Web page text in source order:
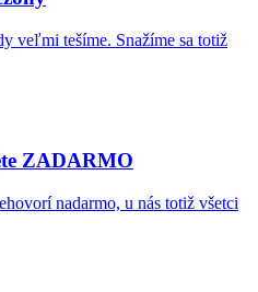
veľmi tešíme. Snažíme sa totiž
ZADARMO
nadarmo, u nás totiž všetci